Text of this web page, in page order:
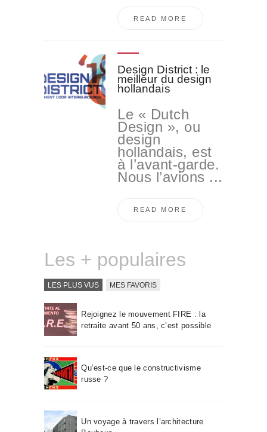
READ MORE
Design District : le
meilleur du design
hollandais
Le « Dutch
Design », ou
design
hollandais, est
à l’avant-garde.
Nous l’avions ...
READ MORE
Les + populaires
LES PLUS VUS MES FAVORIS
Rejoignez le mouvement FIRE : la
retraite avant 50 ans, c’est possible
Qu’est-ce que le constructivisme
russe ?
Un voyage à travers l’architecture